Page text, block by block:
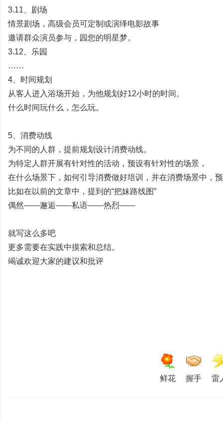
3.11、剧场
情景剧场，高级会员可定制或演绎电影故事
邀请群众演员参与，园您的明星梦。
3.12、乐园
……
4、时间规划
从客人进入浴场开始，为他规划好12小时的时间。
什么时间玩什么，怎么玩。
5、消费动线
为不同的人群，提前规划设计消费动线。
为特定人群开展有针对性的活动，预设有针对性的场景，
在什么场景下，如何引导消费做好培训，并在消费场景中，
比如在以前的文章中，提到的“把妹路线图”
偶然——邂逅——私语——热烈——
就写这么多吧
更多需要在实践中摸索和总结。
竭诚欢迎大家的建议和批评
鲜花 握手 雷